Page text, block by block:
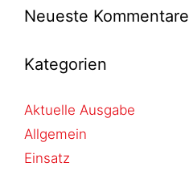
Neueste Kommentare
Kategorien
Aktuelle Ausgabe
Allgemein
Einsatz